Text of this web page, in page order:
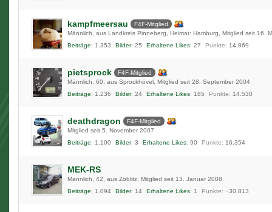
kampfmeersau
F4F-Mitglied
Männlich
aus Landkreis Pinneberg, Heimat: Hamburg
Mitglied seit 16.
Beiträge
1.353 Bilder 25 Erhaltene Likes 27 Punkte 14.869
pietsprock
F4F-Mitglied
Männlich
60 aus Sprockhövel Mitglied seit 28. September 2004
Beiträge
1.236 Bilder 24 Erhaltene Likes 185 Punkte 14.530
deathdragon
F4F-Mitglied
Mitglied seit 5. November 2007
Beiträge
1.100 Bilder 3 Erhaltene Likes 90 Punkte 16.354
MEK-RS
Männlich 42 aus Zöblitz Mitglied seit 13. Januar 2008
Beiträge
1.094 Bilder 14 Erhaltene Likes 1 Punkte −30.813